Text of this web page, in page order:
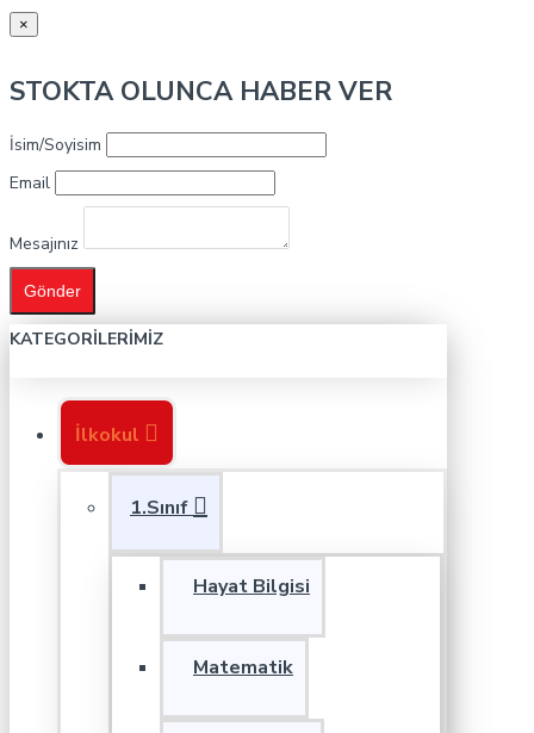
×
STOKTA OLUNCA HABER VER
İsim/Soyisim
Email
Mesajınız
Gönder
KATEGORILERIMIZ
İlkokul
1.Sınıf
Hayat Bilgisi
Matematik